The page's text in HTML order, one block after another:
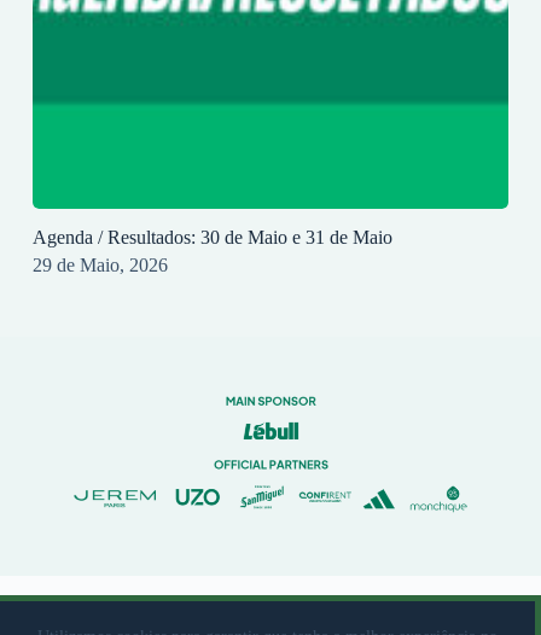
Agenda / Resultados: 30 de Maio e 31 de Maio
29 de Maio, 2026